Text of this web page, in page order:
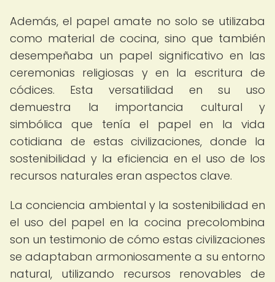
Además, el papel amate no solo se utilizaba
como material de cocina, sino que también
desempeñaba un papel significativo en las
ceremonias religiosas y en la escritura de
códices. Esta versatilidad en su uso
demuestra la importancia cultural y
simbólica que tenía el papel en la vida
cotidiana de estas civilizaciones, donde la
sostenibilidad y la eficiencia en el uso de los
recursos naturales eran aspectos clave.
La conciencia ambiental y la sostenibilidad en
el uso del papel en la cocina precolombina
son un testimonio de cómo estas civilizaciones
se adaptaban armoniosamente a su entorno
natural, utilizando recursos renovables de